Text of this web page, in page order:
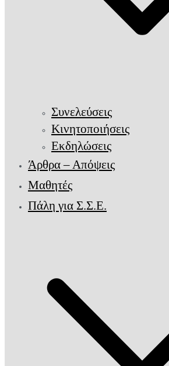
Συνελεύσεις
Κινητοποιήσεις
Εκδηλώσεις
Άρθρα – Απόψεις
Μαθητές
Πάλη για Σ.Σ.Ε.